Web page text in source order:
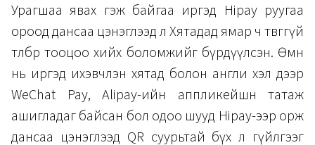
Урагшаа явах гэж байгаа иргэд Hipay руугаа
ороод дансаа цэнэглээд л Хятадад ямар ч төвөггүй
төлбөр тооцоо хийх боломжийг бүрдүүлсэн. Өмнө
нь иргэд ихэвчлэн хятад болон англи хэл дээр
WeChat Pay, Alipay-ийн аппликейшн татаж
ашигладаг байсан бол одоо шууд Hipay-ээр орж
дансаа цэнэглээд QR суурьтай бүх л гүйлгээг